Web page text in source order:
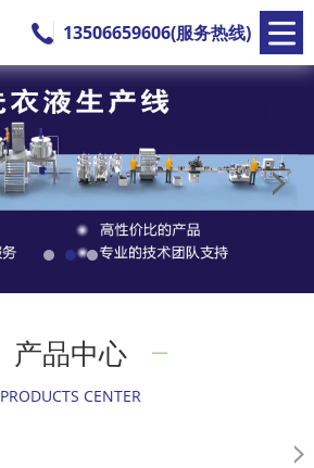
13506659606(服务热线)
产品中心
PRODUCTS CENTER